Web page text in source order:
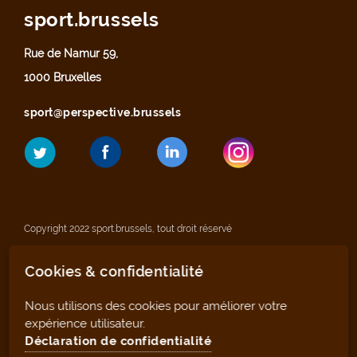
sport.brussels
Rue de Namur 59,
1000 Bruxelles
sport@perspective.brussels
Copyright 2022 sport.brussels, tout droit réservé
Mentions légales
Déclaration de confidentialité
Plan du site
Cookies & confidentialité
Nous utilisons des cookies pour améliorer votre
expérience utilisateur.
Déclaration de confidentialité